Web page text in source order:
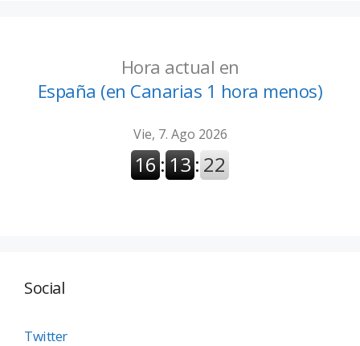
Hora actual en
España (en Canarias 1 hora menos)
Social
Twitter